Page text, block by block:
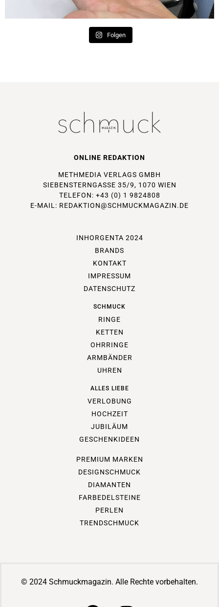
Folgen
ONLINE REDAKTION
METHMEDIA VERLAGS GMBH
SIEBENSTERNGASSE 35/9, 1070 WIEN
TELEFON: +43 (0) 1 9824808
E-MAIL: REDAKTION@SCHMUCKMAGAZIN.DE
INHORGENTA 2024
BRANDS
KONTAKT
IMPRESSUM
DATENSCHUTZ
SCHMUCK
RINGE
KETTEN
OHRRINGE
ARMBÄNDER
UHREN
ALLES LIEBE
VERLOBUNG
HOCHZEIT
JUBILÄUM
GESCHENKIDEEN
PREMIUM MARKEN
DESIGNSCHMUCK
DIAMANTEN
FARBEDELSTEINE
PERLEN
TRENDSCHMUCK
© 2024 Schmuckmagazin. Alle Rechte vorbehalten.